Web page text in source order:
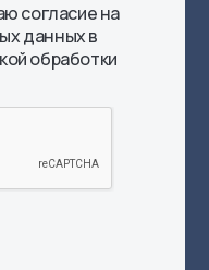
согласие на
данныхв
обработки